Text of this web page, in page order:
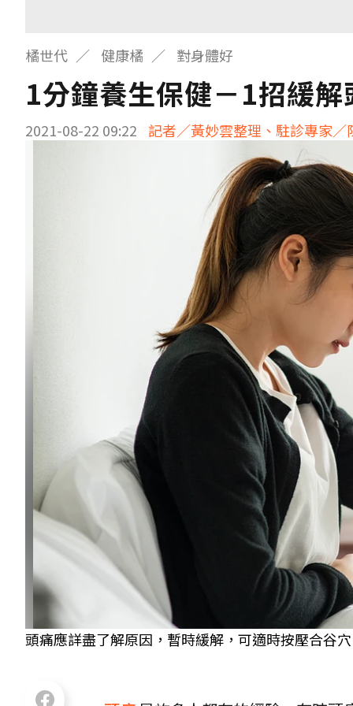
橘世代 健康橘 對身體好
1分鐘養生保健－1招緩
2021-08-22 09:22 記者／黃妙雲整理、駐診專家
頭痛應詳盡了解原因，暫時緩解，可適時按壓合谷